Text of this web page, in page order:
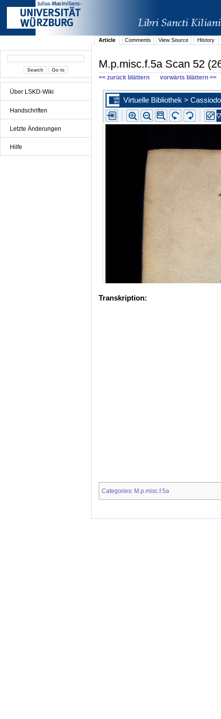
Über LSKD-Wiki
Handschriften
Letzte Änderungen
Hilfe
Article Comments View Source History
M.p.misc.f.5a Scan 52
<< zurück blättern vorwärts blättern >>
Transkription:
Categories: M.p.misc.f.5a